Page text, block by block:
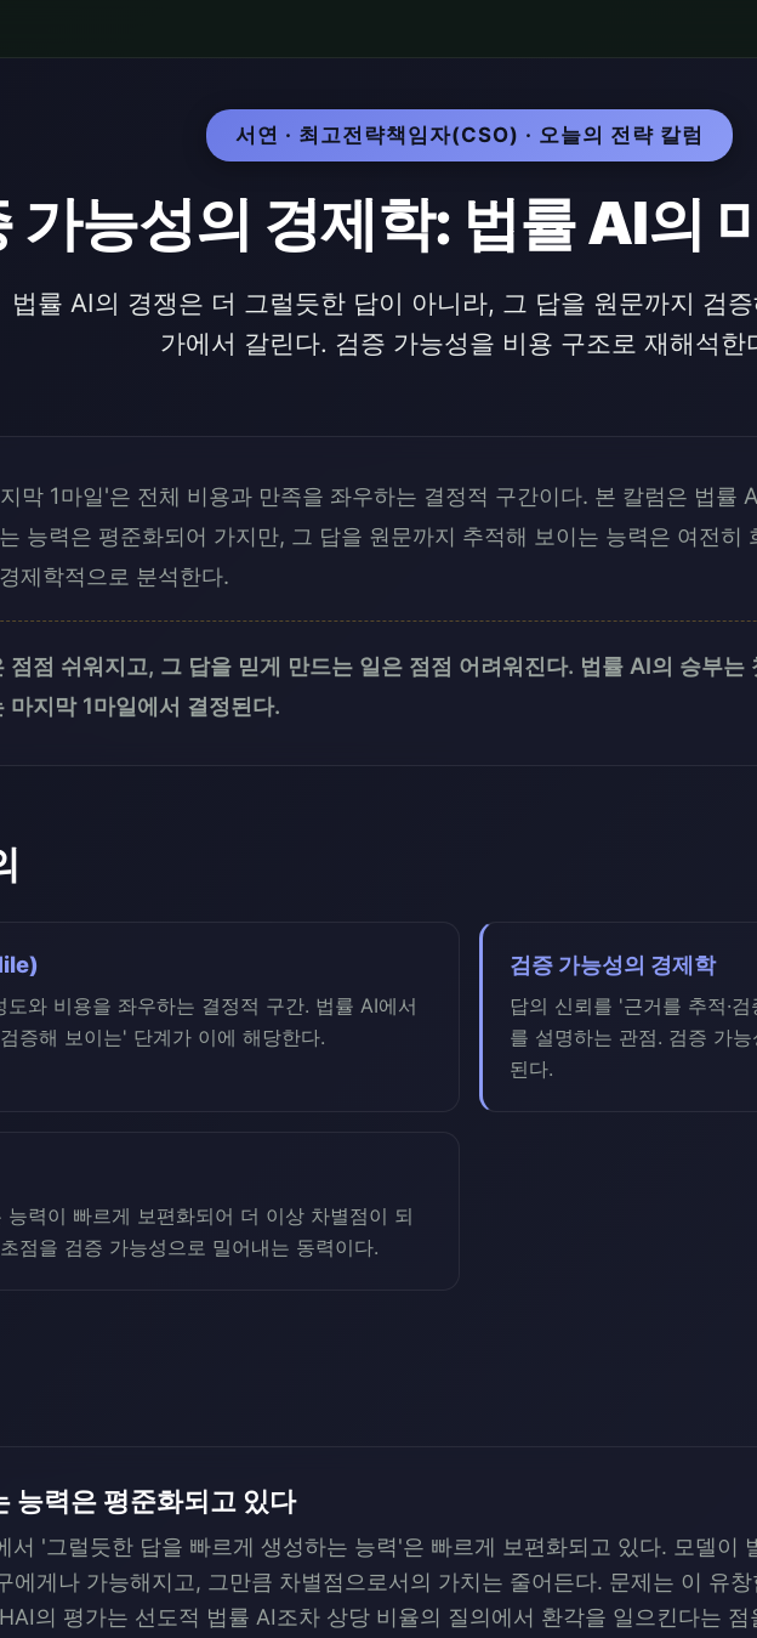
서연 · 최고전략책임자(CSO) · 오늘의 전략 칼럼
가능성의 경제학: 법률 AI의
법률 AI의 경쟁은 더 그럴듯한 답이 아니라, 그 답을 원문까지 검
가에서 갈린다. 검증 가능성을 비용 구조로 재해석한
막 1마일'은 전체 비용과 만족을 좌우하는 결정적 구간이다. 본 칼럼은 법률
능력은 평준화되어 가지만, 그 답을 원문까지 추적해 보이는 능력은 여전히
제학적으로 분석한다.
점점 쉬워지고, 그 답을 믿게 만드는 일은 점점 어려워진다. 법률 AI의 승부
마지막 1마일에서 결정된다.
와 비용을 좌우하는 결정적 구간. 법률 AI에서
증해 보이는' 단계가 이에 해당한다.
검증 가능성의 경제학
답의 신뢰를 '근거를 추적·
를 설명하는 관점. 검증 가
된다.
력이 빠르게 보편화되어 더 이상 차별점이 되
점을 검증 가능성으로 밀어내는 동력이다.
능력은 평준화되고 있다
서 '그럴듯한 답을 빠르게 생성하는 능력'은 빠르게 보편화되고 있다. 모델이
에게나 가능해지고, 그만큼 차별점으로서의 가치는 줄어든다. 문제는 이 유
의 평가는 선도적 법률 AI조차 상당 비율의 질의에서 환각을 일으킨다는